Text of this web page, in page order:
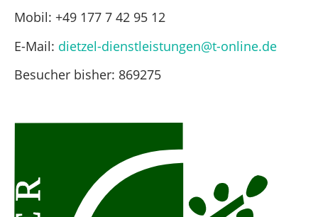
Mobil: +49 177 7 42 95 12
E-Mail: dietzel-dienstleistungen@t-online.de
Besucher bisher: 869275